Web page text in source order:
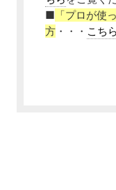
■ 「プロが使
方 ・・・ こちら